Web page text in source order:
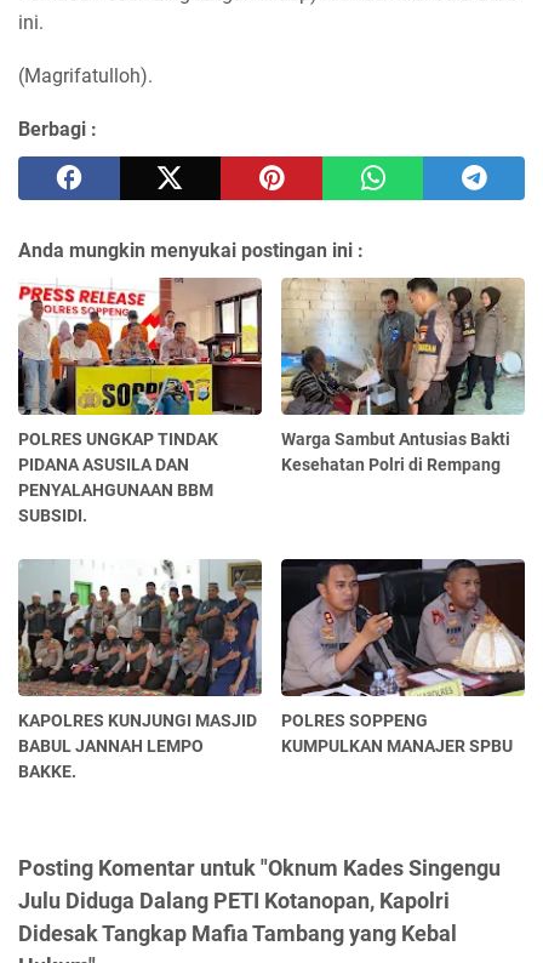
ini.
(Magrifatulloh).
Berbagi :
Anda mungkin menyukai postingan ini :
POLRES UNGKAP TINDAK
PIDANA ASUSILA DAN
PENYALAHGUNAAN BBM
SUBSIDI.
Warga Sambut Antusias Bakti
Kesehatan Polri di Rempang
KAPOLRES KUNJUNGI MASJID
BABUL JANNAH LEMPO
BAKKE.
POLRES SOPPENG
KUMPULKAN MANAJER SPBU
Posting Komentar untuk "Oknum Kades Singengu
Julu Diduga Dalang PETI Kotanopan, Kapolri
Didesak Tangkap Mafia Tambang yang Kebal